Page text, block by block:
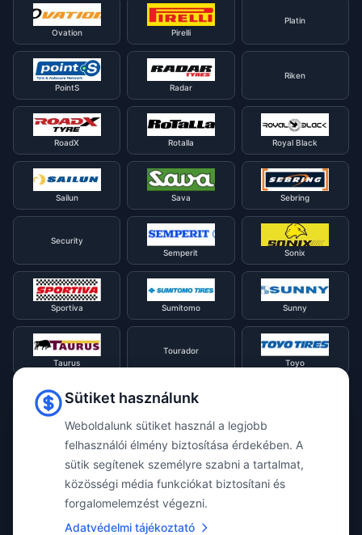
Ovation Pirelli
Platin
PointS Radar
Riken
RoadX Rotalla Royal Black
Sailun Sava Sebring
Security
Semperit
Sonix
Sportiva Sumitomo Sunny
Taurus
Tourador
Toyo
Tracmax
Uniroyal
Viking Voyager
Vredestein
Sütiket használunk
Weboldalunk sütiket használ a legjobb
felhasználói élmény biztosítása érdekében. A
sütik segítenek személyre szabni a tartalmat,
közösségi média funkciókat biztosítani és
forgalomelemzést végezni.
Adatvédelmi tájékoztató